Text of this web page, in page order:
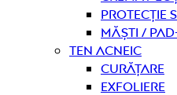
Protecție
Măști /
Ten acneic
curățare
Exfoliere